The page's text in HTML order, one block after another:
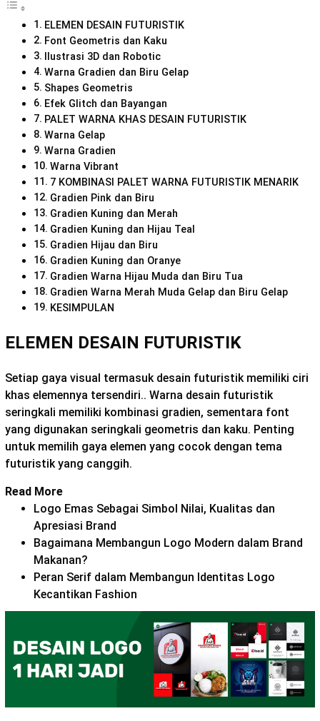
ELEMEN DESAIN FUTURISTIK
Font Geometris dan Kaku
Ilustrasi 3D dan Robotic
Warna Gradien dan Biru Gelap
Shapes Geometris
Efek Glitch dan Bayangan
PALET WARNA KHAS DESAIN FUTURISTIK
Warna Gelap
Warna Gradien
Warna Vibrant
7 KOMBINASI PALET WARNA FUTURISTIK MENARIK
Gradien Pink dan Biru
Gradien Kuning dan Merah
Gradien Kuning dan Hijau Teal
Gradien Hijau dan Biru
Gradien Kuning dan Oranye
Gradien Warna Hijau Muda dan Biru Tua
Gradien Warna Merah Muda Gelap dan Biru Gelap
KESIMPULAN
ELEMEN DESAIN FUTURISTIK
Setiap gaya visual termasuk desain futuristik memiliki ciri
khas elemennya tersendiri.. Warna desain futuristik
seringkali memiliki kombinasi gradien, sementara font
yang digunakan seringkali geometris dan kaku. Penting
untuk memilih gaya elemen yang cocok dengan tema
futuristik yang canggih.
Read More
Logo Emas Sebagai Simbol Nilai, Kualitas dan
Apresiasi Brand
Bagaimana Membangun Logo Modern dalam Brand
Makanan?
Peran Serif dalam Membangun Identitas Logo
Kecantikan Fashion